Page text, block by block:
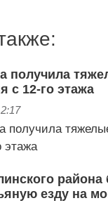
получила
с 12-го этажа
района
езду на